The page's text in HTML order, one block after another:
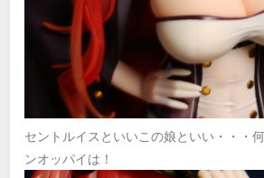
セントルイスといいこの娘といい・・・
ンオッパイは！